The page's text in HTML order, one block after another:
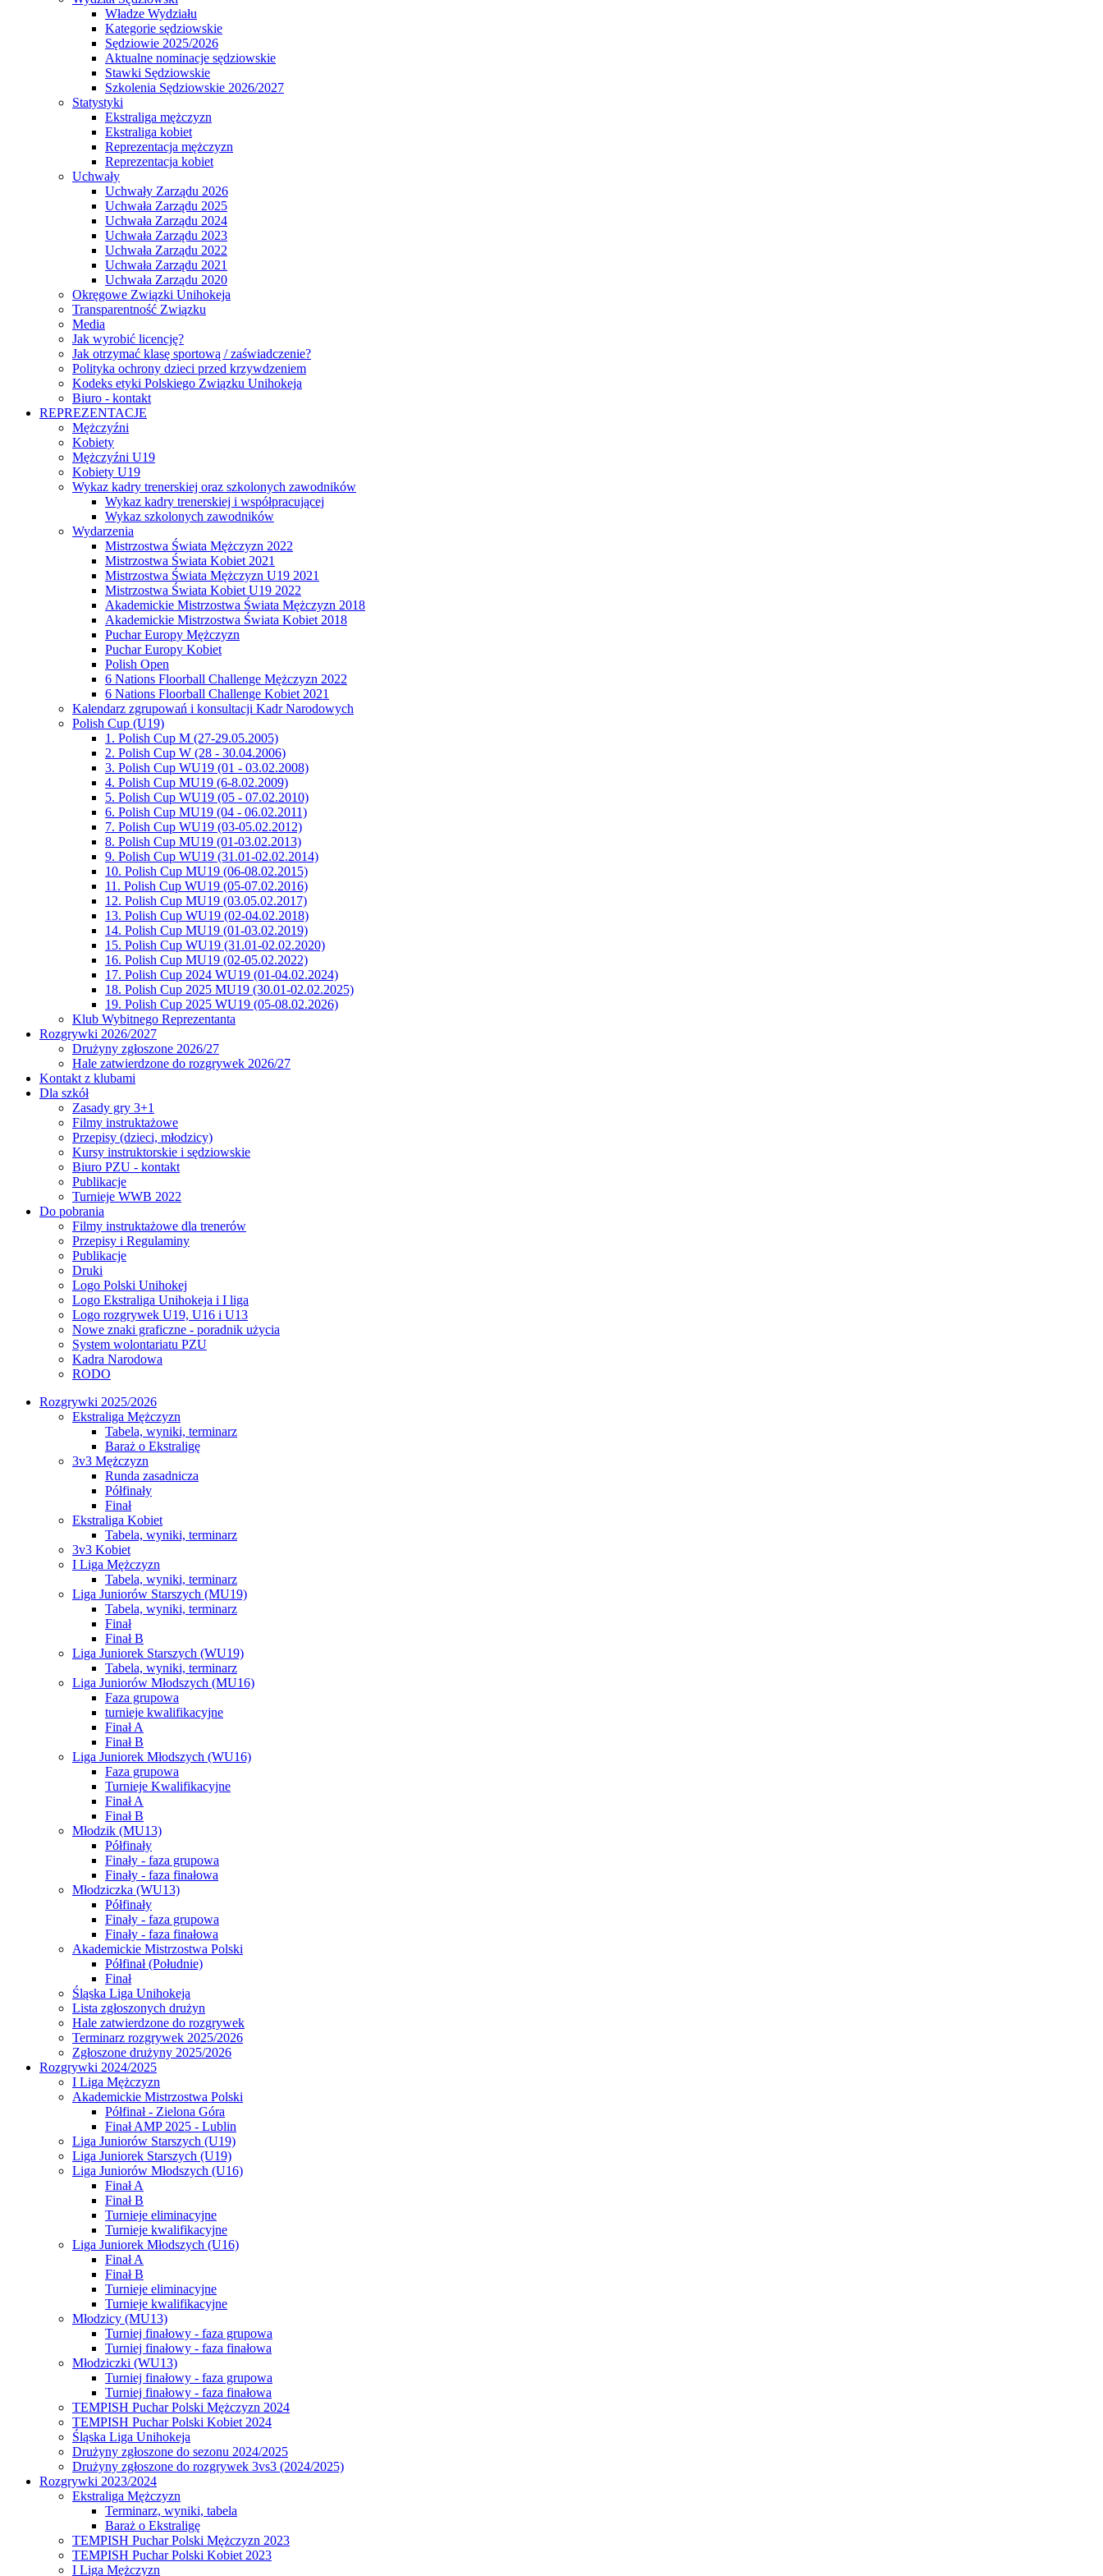
Władze Wydziału
Kategorie sędziowskie
Sędziowie 2025/2026
Aktualne nominacje sędziowskie
Stawki Sędziowskie
Szkolenia Sędziowskie 2026/2027
Statystyki
Ekstraliga mężczyzn
Ekstraliga kobiet
Reprezentacja mężczyzn
Reprezentacja kobiet
Uchwały
Uchwały Zarządu 2026
Uchwała Zarządu 2025
Uchwała Zarządu 2024
Uchwała Zarządu 2023
Uchwała Zarządu 2022
Uchwała Zarządu 2021
Uchwała Zarządu 2020
Okręgowe Związki Unihokeja
Transparentność Związku
Media
Jak wyrobić licencję?
Jak otrzymać klasę sportową / zaświadczenie?
Polityka ochrony dzieci przed krzywdzeniem
Kodeks etyki Polskiego Związku Unihokeja
Biuro - kontakt
REPREZENTACJE
Mężczyźni
Kobiety
Mężczyźni U19
Kobiety U19
Wykaz kadry trenerskiej oraz szkolonych zawodników
Wykaz kadry trenerskiej i współpracującej
Wykaz szkolonych zawodników
Wydarzenia
Mistrzostwa Świata Mężczyzn 2022
Mistrzostwa Świata Kobiet 2021
Mistrzostwa Świata Mężczyzn U19 2021
Mistrzostwa Świata Kobiet U19 2022
Akademickie Mistrzostwa Świata Mężczyzn 2018
Akademickie Mistrzostwa Świata Kobiet 2018
Puchar Europy Mężczyzn
Puchar Europy Kobiet
Polish Open
6 Nations Floorball Challenge Mężczyzn 2022
6 Nations Floorball Challenge Kobiet 2021
Kalendarz zgrupowań i konsultacji Kadr Narodowych
Polish Cup (U19)
1. Polish Cup M (27-29.05.2005)
2. Polish Cup W (28 - 30.04.2006)
3. Polish Cup WU19 (01 - 03.02.2008)
4. Polish Cup MU19 (6-8.02.2009)
5. Polish Cup WU19 (05 - 07.02.2010)
6. Polish Cup MU19 (04 - 06.02.2011)
7. Polish Cup WU19 (03-05.02.2012)
8. Polish Cup MU19 (01-03.02.2013)
9. Polish Cup WU19 (31.01-02.02.2014)
10. Polish Cup MU19 (06-08.02.2015)
11. Polish Cup WU19 (05-07.02.2016)
12. Polish Cup MU19 (03.05.02.2017)
13. Polish Cup WU19 (02-04.02.2018)
14. Polish Cup MU19 (01-03.02.2019)
15. Polish Cup WU19 (31.01-02.02.2020)
16. Polish Cup MU19 (02-05.02.2022)
17. Polish Cup 2024 WU19 (01-04.02.2024)
18. Polish Cup 2025 MU19 (30.01-02.02.2025)
19. Polish Cup 2025 WU19 (05-08.02.2026)
Klub Wybitnego Reprezentanta
Rozgrywki 2026/2027
Drużyny zgłoszone 2026/27
Hale zatwierdzone do rozgrywek 2026/27
Kontakt z klubami
Dla szkół
Zasady gry 3+1
Filmy instruktażowe
Przepisy (dzieci, młodzicy)
Kursy instruktorskie i sędziowskie
Biuro PZU - kontakt
Publikacje
Turnieje WWB 2022
Do pobrania
Filmy instruktażowe dla trenerów
Przepisy i Regulaminy
Publikacje
Druki
Logo Polski Unihokej
Logo Ekstraliga Unihokeja i I liga
Logo rozgrywek U19, U16 i U13
Nowe znaki graficzne - poradnik użycia
System wolontariatu PZU
Kadra Narodowa
RODO
Rozgrywki 2025/2026
Ekstraliga Mężczyzn
Tabela, wyniki, terminarz
Baraż o Ekstraligę
3v3 Mężczyzn
Runda zasadnicza
Półfinały
Finał
Ekstraliga Kobiet
Tabela, wyniki, terminarz
3v3 Kobiet
I Liga Mężczyzn
Tabela, wyniki, terminarz
Liga Juniorów Starszych (MU19)
Tabela, wyniki, terminarz
Finał
Finał B
Liga Juniorek Starszych (WU19)
Tabela, wyniki, terminarz
Liga Juniorów Młodszych (MU16)
Faza grupowa
turnieje kwalifikacyjne
Finał A
Finał B
Liga Juniorek Młodszych (WU16)
Faza grupowa
Turnieje Kwalifikacyjne
Finał A
Finał B
Młodzik (MU13)
Półfinały
Finały - faza grupowa
Finały - faza finałowa
Młodziczka (WU13)
Półfinały
Finały - faza grupowa
Finały - faza finałowa
Akademickie Mistrzostwa Polski
Półfinał (Południe)
Finał
Śląska Liga Unihokeja
Lista zgłoszonych drużyn
Hale zatwierdzone do rozgrywek
Terminarz rozgrywek 2025/2026
Zgłoszone drużyny 2025/2026
Rozgrywki 2024/2025
I Liga Mężczyzn
Akademickie Mistrzostwa Polski
Półfinał - Zielona Góra
Finał AMP 2025 - Lublin
Liga Juniorów Starszych (U19)
Liga Juniorek Starszych (U19)
Liga Juniorów Młodszych (U16)
Finał A
Finał B
Turnieje eliminacyjne
Turnieje kwalifikacyjne
Liga Juniorek Młodszych (U16)
Finał A
Finał B
Turnieje eliminacyjne
Turnieje kwalifikacyjne
Młodzicy (MU13)
Turniej finałowy - faza grupowa
Turniej finałowy - faza finałowa
Młodziczki (WU13)
Turniej finałowy - faza grupowa
Turniej finałowy - faza finałowa
TEMPISH Puchar Polski Mężczyzn 2024
TEMPISH Puchar Polski Kobiet 2024
Śląska Liga Unihokeja
Drużyny zgłoszone do sezonu 2024/2025
Drużyny zgłoszone do rozgrywek 3vs3 (2024/2025)
Rozgrywki 2023/2024
Ekstraliga Mężczyzn
Terminarz, wyniki, tabela
Baraż o Ekstraligę
TEMPISH Puchar Polski Mężczyzn 2023
TEMPISH Puchar Polski Kobiet 2023
I Liga Mężczyzn